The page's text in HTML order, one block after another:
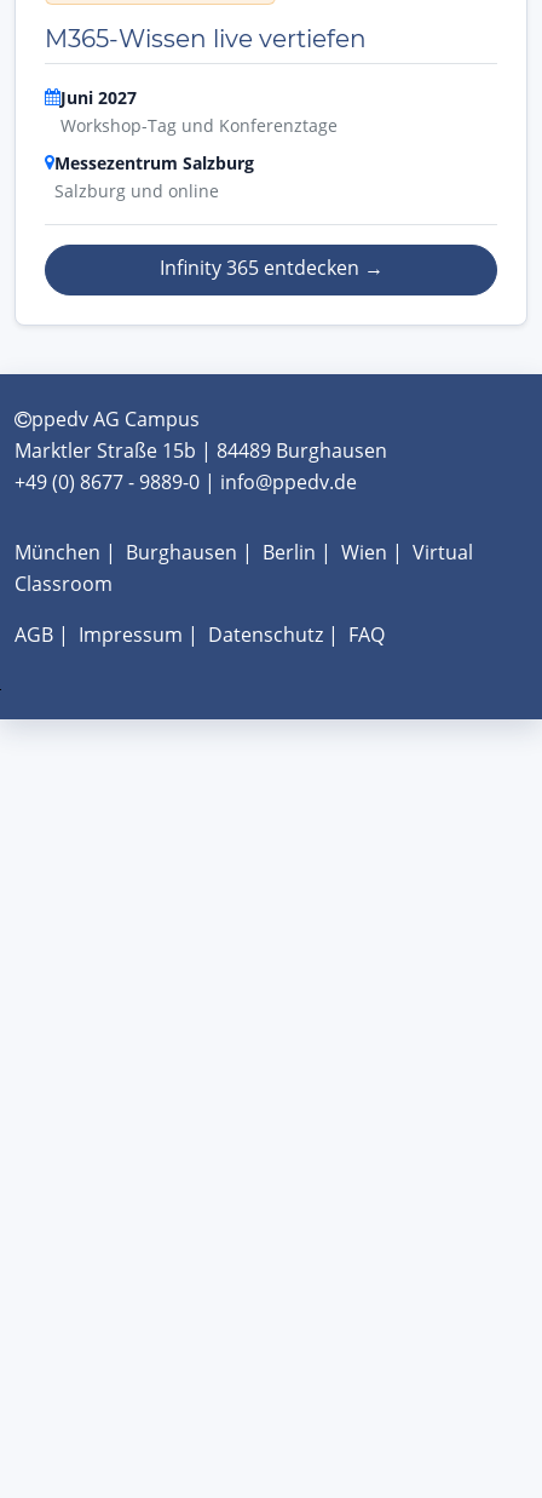
M365-Wissen live vertiefen
Juni 2027
Workshop-Tag und Konferenztage
Messezentrum Salzburg
Salzburg und online
Infinity 365 entdecken →
ppedv AG Campus
Marktler Straße 15b | 84489 Burghausen
+49 (0) 8677 - 9889-0 | info@ppedv.de
München | Burghausen | Berlin | Wien | Virtual
Classroom
AGB | Impressum | Datenschutz | FAQ